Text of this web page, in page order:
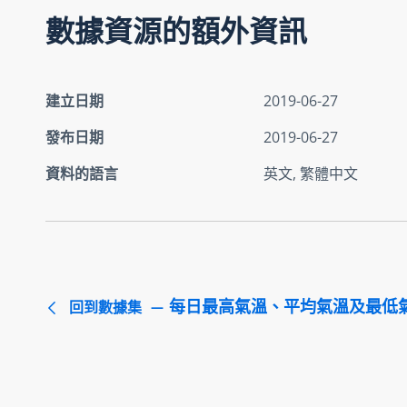
數據資源的額外資訊
建立日期
2019-06-27
發布日期
2019-06-27
資料的語言
英文, 繁體中文
回到數據集 每日最高氣溫、平均氣溫及最低